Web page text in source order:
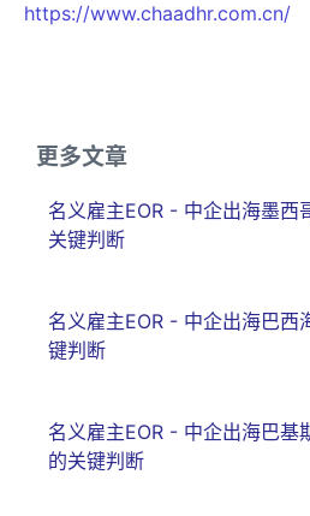
https://www.chaadhr.com.cn/
更多文章
名义雇主EOR - 中企出海墨西
关键判断
名义雇主EOR - 中企出海巴西
键判断
名义雇主EOR - 中企出海巴基
的关键判断